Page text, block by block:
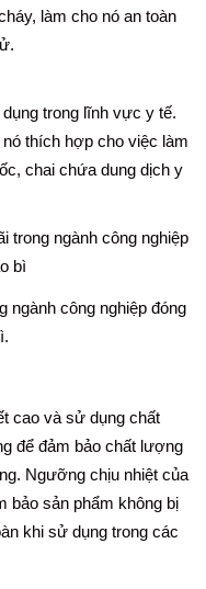
làm cho nó an toàn
trong lĩnh vực y tế.
thích hợp cho việc làm
chai chứa dung dịch y
ngành công nghiệp đóng
cao và sử dụng chất
để đảm bảo chất lượng
Ngưỡng chịu nhiệt của
bảo sản phẩm không bị
khi sử dụng trong các